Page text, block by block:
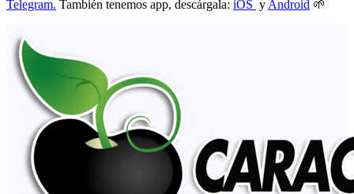
Telegram. También tenemos app, descárgala: iOS y Android 🌱